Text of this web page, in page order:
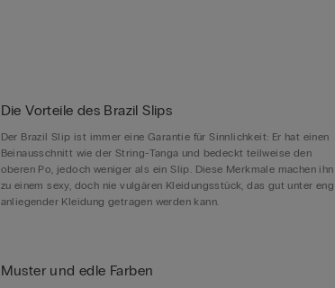
Die Vorteile des Brazil Slips
Der Brazil Slip ist immer eine Garantie für Sinnlichkeit: Er hat einen
Beinausschnitt wie der String-Tanga und bedeckt teilweise den
oberen Po, jedoch weniger als ein Slip. Diese Merkmale machen ihn
zu einem sexy, doch nie vulgären Kleidungsstück, das gut unter eng
anliegender Kleidung getragen werden kann.
Muster und edle Farben